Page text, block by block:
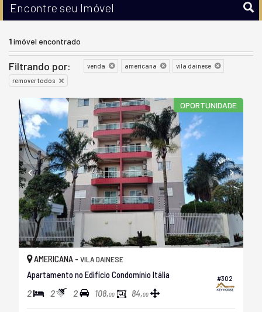
Encontre seu Imóvel
1imóvel encontrado
Filtrando por: venda americana
vila dainese
remover todos
OPORTUNIDADE
#302
AMERICANA - VILA DAINESE
Apartamento no Edifício Condomínio Itália
2 2 2 108,00 84,00